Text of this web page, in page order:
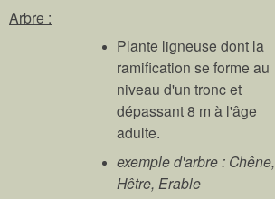
Arbre :
Plante ligneuse dont la
ramification se forme au
niveau d'un tronc et
dépassant 8 m à l'âge
adulte.
exemple d'arbre : Chêne,
Hêtre, Erable